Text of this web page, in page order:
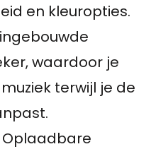
en kleuropties.
waardoor je
terwijl je de
Oplaadbare